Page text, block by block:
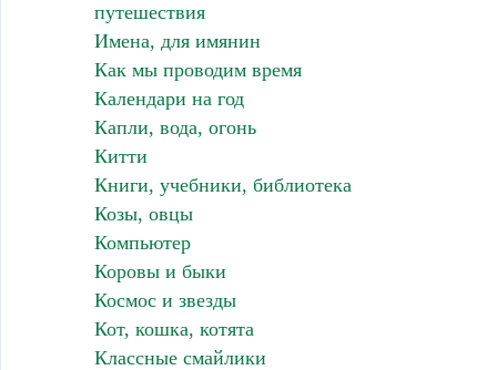
путешествия
Имена, для имянин
Как мы проводим время
Календари на год
Капли, вода, огонь
Китти
Книги, учебники, библиотека
Козы, овцы
Компьютер
Коровы и быки
Космос и звезды
Кот, кошка, котята
Классные смайлики